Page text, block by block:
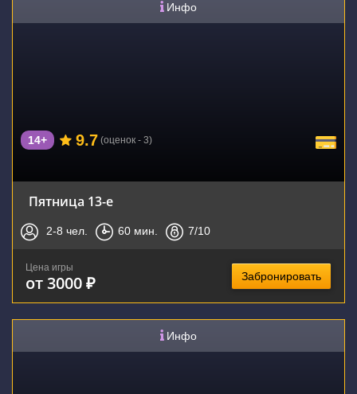
Инфо
14+ 9.7 (оценок - 3)
Пятница 13-е
2-8 чел. 60 мин. 7/10
Цена игры
от 3000 ₽ Забронировать
Инфо